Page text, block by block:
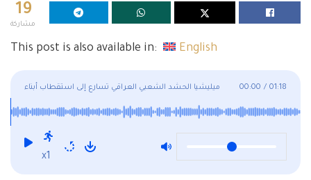
19
مشاركة
This post is also available in: English
ميليشيا الحشد الشعبي العراقي تسارع إلى استقطاب أبناء
ديرالزور
00:00 / 01:18
x1